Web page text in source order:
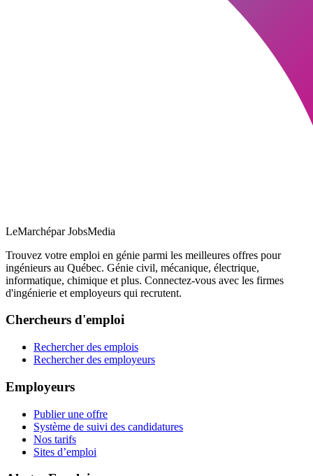
LeMarchépar JobsMedia
Trouvez votre emploi en génie parmi les meilleures offres pour
ingénieurs au Québec. Génie civil, mécanique, électrique,
informatique, chimique et plus. Connectez-vous avec les firmes
d'ingénierie et employeurs qui recrutent.
Chercheurs d'emploi
Rechercher des emplois
Rechercher des employeurs
Employeurs
Publier une offre
Système de suivi des candidatures
Nos tarifs
Sites d’emploi